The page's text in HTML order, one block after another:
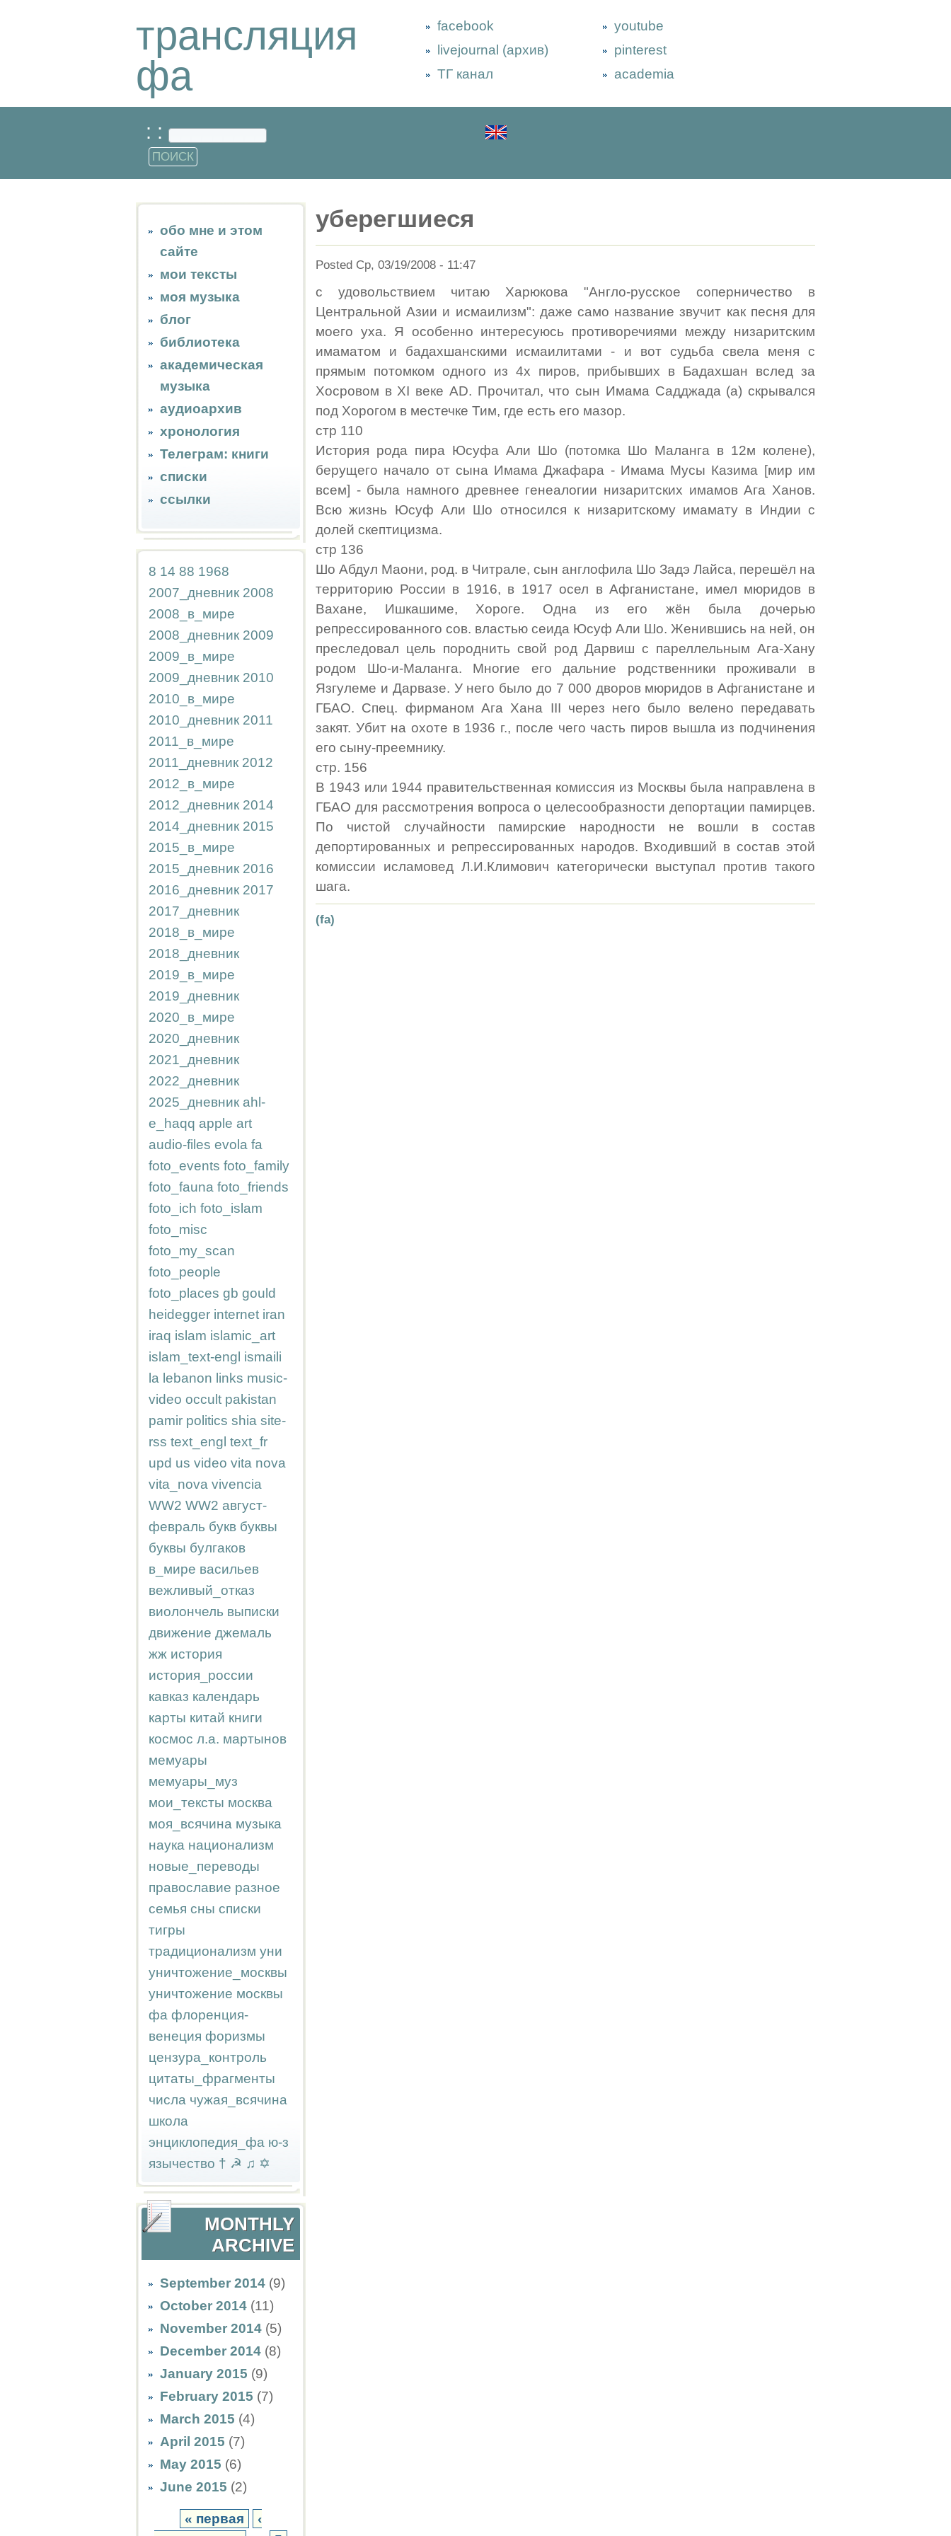
трансляция
фа
facebook
livejournal (архив)
ТГ канал
youtube
pinterest
academia
: :
обо мне и этом
сайте
мои тексты
моя музыка
блог
библиотека
академическая
музыка
аудиоархив
хронология
Телеграм: книги
списки
ссылки
8 14 88 1968
2007_дневник 2008
2008_в_мире
2008_дневник 2009
2009_в_мире
2009_дневник 2010
2010_в_мире
2010_дневник 2011
2011_в_мире
2011_дневник 2012
2012_в_мире
2012_дневник 2014
2014_дневник 2015
2015_в_мире
2015_дневник 2016
2016_дневник 2017
2017_дневник
2018_в_мире
2018_дневник
2019_в_мире
2019_дневник
2020_в_мире
2020_дневник
2021_дневник
2022_дневник
2025_дневник ahl-
e_haqq apple art
audio-files evola fa
foto_events foto_family
foto_fauna foto_friends
foto_ich foto_islam
foto_misc
foto_my_scan
foto_people
foto_places gb gould
heidegger internet iran
iraq islam islamic_art
islam_text-engl ismaili
la lebanon links music-
video occult pakistan
pamir politics shia site-
rss text_engl text_fr
upd us video vita nova
vita_nova vivencia
WW2 WW2 август-
февраль букв буквы
буквы булгаков
в_мире васильев
вежливый_отказ
виолончель выписки
движение джемаль
жж история
история_россии
кавказ календарь
карты китай книги
космос л.а. мартынов
мемуары
мемуары_муз
мои_тексты москва
моя_всячина музыка
наука национализм
новые_переводы
православие разное
семья сны списки
тигры
традиционализм уни
уничтожение_москвы
уничтожение москвы
фа флоренция-
венеция форизмы
цензура_контроль
цитаты_фрагменты
числа чужая_всячина
школа
энциклопедия_фа ю-з
язычество † ☭ ♫ ✡
MONTHLY
ARCHIVE
September 2014 (9)
October 2014 (11)
November 2014 (5)
December 2014 (8)
January 2015 (9)
February 2015 (7)
March 2015 (4)
April 2015 (7)
May 2015 (6)
June 2015 (2)
« первая
‹
уберегшиеся
Posted Ср, 03/19/2008 - 11:47
с удовольствием читаю Харюкова "Англо-русское соперничество в
Центральной Азии и исмаилизм": даже само название звучит как песня для
моего уха. Я особенно интересуюсь противоречиями между низаритским
имаматом и бадахшанскими исмаилитами - и вот судьба свела меня с
прямым потомком одного из 4х пиров, прибывших в Бадахшан вслед за
Хосровом в XI веке AD. Прочитал, что сын Имама Садджада (а) скрывался
под Хорогом в местечке Тим, где есть его мазор.
стр 110
История рода пира Юсуфа Али Шо (потомка Шо Маланга в 12м колене),
берущего начало от сына Имама Джафара - Имама Мусы Казима [мир им
всем] - была намного древнее генеалогии низаритских имамов Ага Ханов.
Всю жизнь Юсуф Али Шо относился к низаритскому имамату в Индии с
долей скептицизма.
стр 136
Шо Абдул Маони, род. в Читрале, сын англофила Шо Задэ Лайса, перешёл на
территорию России в 1916, в 1917 осел в Афганистане, имел мюридов в
Вахане, Ишкашиме, Хороге. Одна из его жён была дочерью
репрессированного сов. властью сеида Юсуф Али Шо. Женившись на ней, он
преследовал цель породнить свой род Дарвиш с пареллельным Ага-Хану
родом Шо-и-Маланга. Многие его дальние родственники проживали в
Язгулеме и Дарвазе. У него было до 7 000 дворов мюридов в Афганистане и
ГБАО. Спец. фирманом Ага Хана III через него было велено передавать
закят. Убит на охоте в 1936 г., после чего часть пиров вышла из подчинения
его сыну-преемнику.
стр. 156
В 1943 или 1944 правительственная комиссия из Москвы была направлена в
ГБАО для рассмотрения вопроса о целесообразности депортации памирцев.
По чистой случайности памирские народности не вошли в состав
депортированных и репрессированных народов. Входивший в состав этой
комиссии исламовед Л.И.Климович категорически выступал против такого
шага.
(fa)